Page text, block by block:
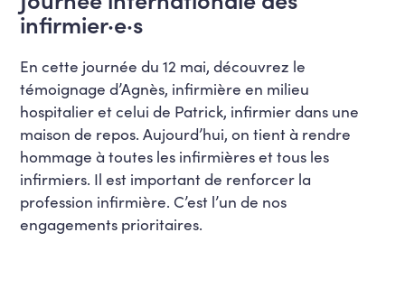
infirmier·e·s
En cette journée du 12 mai, découvrez le
témoignage d’Agnès, infirmière en milieu
hospitalier et celui de Patrick, infirmier dans une
maison de repos.Aujourd’hui, on tient à rendre
hommage à toutes les infirmières et tous les
infirmiers. Il est important de renforcer la
profession infirmière. C’est l’un de nos
engagements prioritaires.